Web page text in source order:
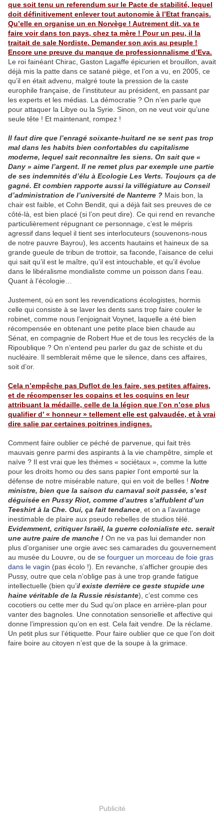
que soit tenu un referendum sur le Pacte de stabilité, lequel
doit définitivement enlever tout autonomie à l’Etat français.
Qu’elle en organise un en Norvège ! Autrement dit, va te
faire voir dans ton pays, chez ta mère ! Pour un peu, il la
traitait de sale Nordiste. Demander son avis au peuple !
Encore une preuve du manque de professionnalisme d’Eva.
Le roi fainéant Chirac, Gaston Lagaffe épicurien et brouillon, avait
déjà mis la patte dans ce satané piège, et l’on a vu, en 2005, ce
qu’il en était advenu, malgré toute la pression de la caste
europhile française, de l’instituteur au président, en passant par
les experts et les médias. La démocratie ? On n’en parle que
pour attaquer la Libye ou la Syrie. Sinon, on ne veut voir qu’une
seule tête ! Et maintenant, rompez !
Il faut dire que l’enragé soixante-huitard ne se sent pas trop
mal dans les habits bien confortables du capitalisme
moderne, lequel sait reconnaître les siens. On sait que «
Dany » aime l’argent. Il ne remet plus par exemple une partie
de ses indemnités d’élu à Ecologie Les Verts. Toujours ça de
gagné. Et combien rapporte aussi la villégiature au Conseil
d’administration de l’université de Nanterre ? Mais bon, la
chair est faible, et Cohn Bendit, qui a déjà fait ses preuves de ce
côté-là, est bien placé (si l’on peut dire). Ce qui rend en revanche
particulièrement répugnant ce personnage, c’est le mépris
agressif dans lequel il tient ses interlocuteurs (souvenons-nous
de notre pauvre Bayrou), les accents hautains et haineux de sa
grande gueule de tribun de trottoir, sa faconde, l’aisance de celui
qui sait qu’il est le maître, qu’il est intouchable, et qu’il évolue
dans le libéralisme mondialiste comme un poisson dans l’eau.
Quant à l’écologie…
Justement, où en sont les revendications écologistes, hormis
celle qui consiste à se laver les dents sans trop faire couler le
robinet, comme nous l’enjoignait Voynet, laquelle a été bien
récompensée en obtenant une petite place bien chaude au
Sénat, en compagnie de Robert Hue et de tous les recyclés de la
Ripoublique ? On n’entend peu parler du gaz de schiste et du
nucléaire. Il semblerait même que le silence, dans ces affaires,
soit d’or.
Cela n’empêche pas Duflot de les faire, ses petites affaires,
et de récompenser les copains et les coquins en leur
attribuant la médaille, celle de la légion que l’on n’ose plus
qualifier d’ « honneur » tellement elle est galvaudée, et à vrai
dire salie par certaines poitrines indignes.
Comment faire oublier ce péché de parvenue, qui fait très
mauvais genre parmi des aspirants à la vie champêtre, simple et
naïve ? Il est vrai que les thèmes « sociétaux », comme la lutte
pour les droits homo ou des sans papier l’ont emporté sur la
défense de notre misérable nature, qui en voit de belles ! Notre
ministre, bien que la saison du carnaval soit passée, s’est
déguisée en Pussy Riot, comme d’autres s’affublent d’un
Teeshirt à la Che. Oui, ça fait tendance , et on a l’avantage
inestimable de plaire aux pseudo rebelles de studios télé.
Evidemment, critiquer Israël, la guerre colonialiste etc. serait
une autre paire de manche ! On ne va pas lui demander non
plus d’organiser une orgie avec ses camarades du gouvernement
au musée du Louvre, ou de se fourguer un morceau de foie gras
dans le vagin (pas écolo !). En revanche, s’afficher groupie des
Pussy, outre que cela n’oblige pas à une trop grande fatigue
intellectuelle (bien qu’il existe derrière ce geste stupide une
haine véritable de la Russie résistante), c’est comme ces
cocotiers ou cette mer du Sud qu’on place en arrière-plan pour
vanter des bagnoles. Une connotation sensorielle et affective qui
donne l’impression qu’on en est. Cela fait vendre. De la réclame.
Un petit plus sur l’étiquette. Pour faire oublier que ce que l’on doit
faire boire au citoyen n’est que de la soupe à la grimace.
Publicité